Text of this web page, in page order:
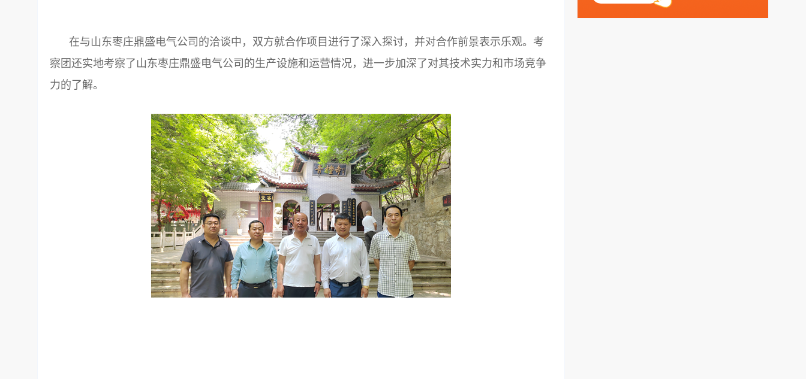
在与山东枣庄鼎盛电气公司的洽谈中，双方就合作项目进行了深入探讨，并对合作前景表示乐观。考
察团还实地考察了山东枣庄鼎盛电气公司的生产设施和运营情况，进一步加深了对其技术实力和市场竞争
力的了解。